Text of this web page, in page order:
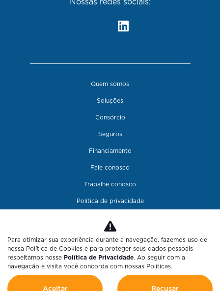
Quem somos
Soluções
Consórcio
Seguros
Financiamento
Fale conosco
Trabalhe conosco
Política de privacidade
COMPANHIA MINEIRA DE AUTOMOVEIS LTDA
Para otimizar sua experiência durante a navegação, fazemos uso de
nossa Política de Cookies e para proteger seus dados pessoais
respeitamos nossa Política de Privacidade. Ao seguir com a
navegação e visita você concorda com nossas Políticas.
Aceitar Recusar